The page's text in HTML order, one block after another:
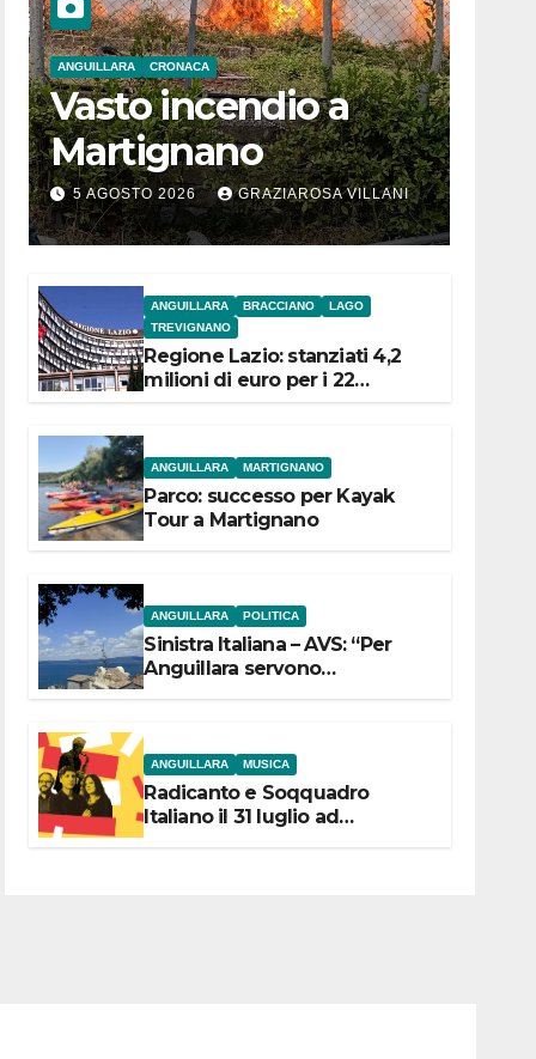
ANGUILLARA CRONACA
Vasto incendio a
Martignano
5 AGOSTO 2026 GRAZIAROSA VILLANI
ANGUILLARA BRACCIANO
LAGO
TREVIGNANO
Regione Lazio: stanziati 4,2
milioni di euro per i 22
ANGUILLARA MARTIGNANO
Parco: successo per Kayak
Tour a Martignano
ANGUILLARA POLITICA
Sinistra Italiana – AVS: “Per
Anguillara servono
ANGUILLARA MUSICA
Radicanto e Soqquadro
Italiano il 31 luglio ad